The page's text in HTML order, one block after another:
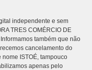
independente e sem
TRES COMÉRCIO DE
também que não
cancelamento do
ISTOÉ, tampouco
apenas pelo